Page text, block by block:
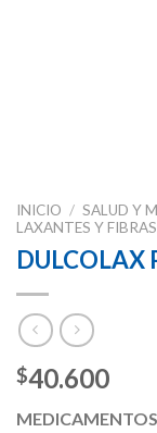
INICIO / SALUD Y
LAXANTES Y FIBRAS
DULCOLAX
$40.600